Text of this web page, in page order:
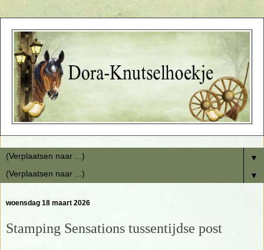
▼
▼
woensdag 18 maart 2026
Stamping Sensations tussentijdse post